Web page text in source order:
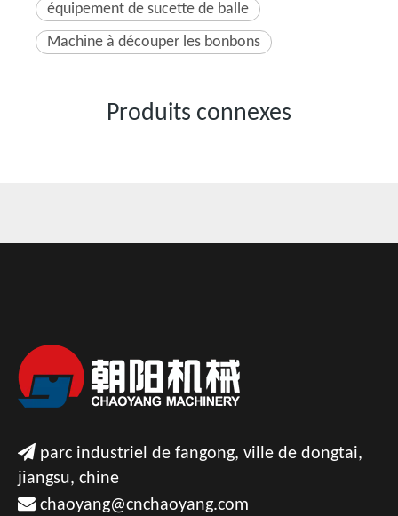
équipement de sucette de balle
Machine à découper les bonbons
Produits connexes
 parc industriel de fangong, ville de dongtai,
jiangsu, chine
 chaoyang@cnchaoyang.com